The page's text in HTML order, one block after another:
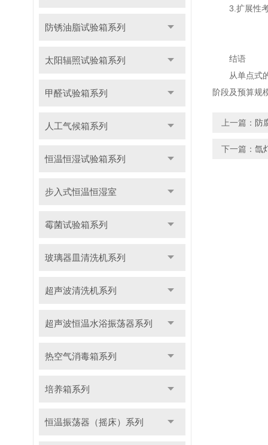
防锈油脂试验箱系列
太阳辐照试验箱系列
甲醛试验箱系列
人工气候箱系列
恒温恒湿试验箱系列
步入式恒温恒湿室
霉菌试验箱系列
玻璃器皿清洗机系列
超声波清洗机系列
超声波恒温水浴振荡器系列
热空气消毒箱系列
培养箱系列
恒温振荡器（摇床）系列
3.扩展性考
结语
从单点式的
阶段及预算规
上一篇： 防
下一篇： 氙